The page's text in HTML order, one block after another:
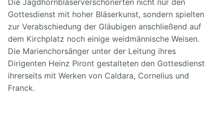
Gottesdienst mit hoher Bläserkunst, sondern spielten
zur Verabschiedung der Gläubigen anschließend auf
dem Kirchplatz noch einige weidmännische Weisen.
Die Marienchorsänger unter der Leitung ihres
Dirigenten Heinz Piront gestalteten den Gottesdienst
ihrerseits mit Werken von Caldara, Cornelius und
Franck.